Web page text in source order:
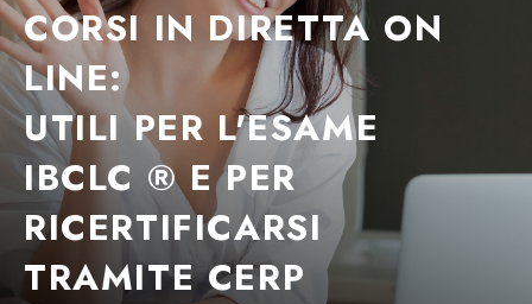
CORSI IN DIRETTA ON
LINE:
UTILI PER L'ESAME
IBCLC ® E PER
RICERTIFICARSI
TRAMITE CERP